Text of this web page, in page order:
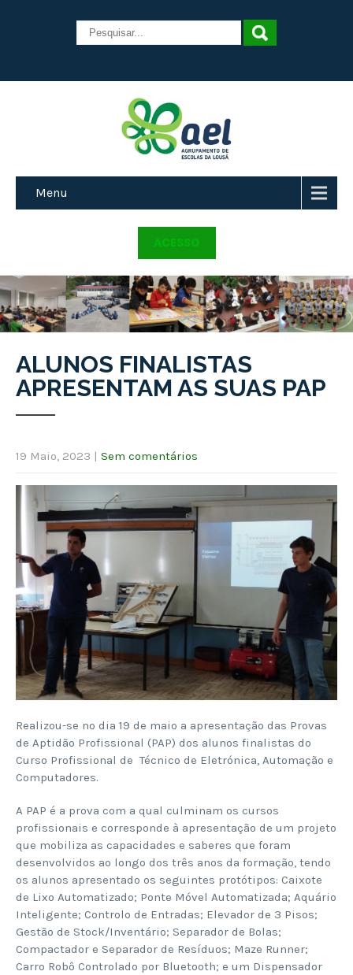
Menu
ACESSO
ALUNOS FINALISTAS
APRESENTAM AS SUAS PAP
19 Maio, 2023 | Sem comentários
Realizou-se no dia 19 de maio a apresentação das Provas
de Aptidão Profissional (PAP) dos alunos finalistas do
Curso Profissional de Técnico de Eletrónica, Automação e
Computadores.
A PAP é a prova com a qual culminam os cursos
profissionais e corresponde à apresentação de um projeto
que mobiliza as capacidades e saberes que foram
desenvolvidos ao longo dos três anos da formação, tendo
os alunos apresentado os seguintes protótipos: Caixote
de Lixo Automatizado; Ponte Móvel Automatizada; Aquário
Inteligente; Controlo de Entradas; Elevador de 3 Pisos;
Gestão de Stock/Inventário; Separador de Bolas;
Compactador e Separador de Resíduos; Maze Runner;
Carro Robô Controlado por Bluetooth; e um Dispensador